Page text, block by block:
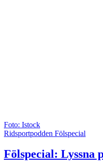
Foto: Istock
Ridsportpodden Fölspecial
Fölspecial: Lyssna